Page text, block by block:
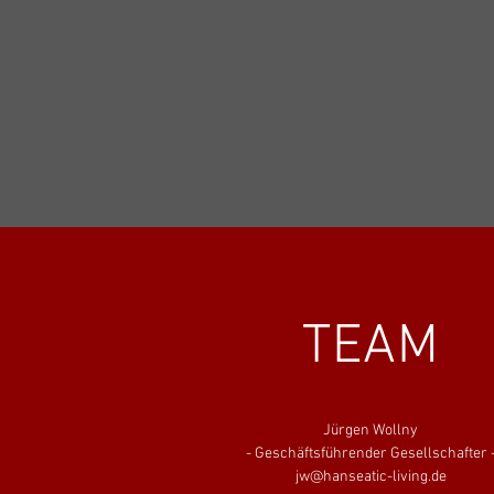
TEAM
Jürgen Wollny
- Geschäftsführender Gesellschafter
jw@hanseatic-living.de